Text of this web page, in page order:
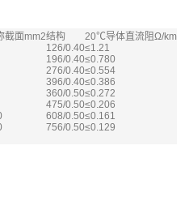
截面mm2结构
20℃导体直流阻Ω/km
126/0.40≤1.21
196/0.40≤0.780
276/0.40≤0.554
396/0.40≤0.386
360/0.50≤0.272
475/0.50≤0.206
608/0.50≤0.161
756/0.50≤0.129